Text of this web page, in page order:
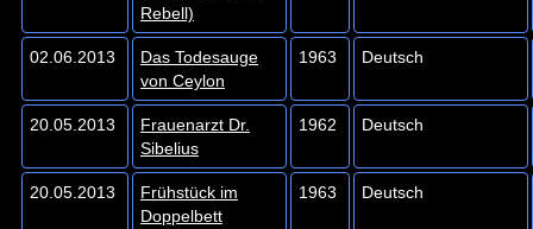
Rebell)
02.06.2013
Das Todesauge
von Ceylon
1963 Deutsch
20.05.2013
Frauenarzt Dr.
Sibelius
1962 Deutsch
20.05.2013
Frühstück im
Doppelbett
1963 Deutsch